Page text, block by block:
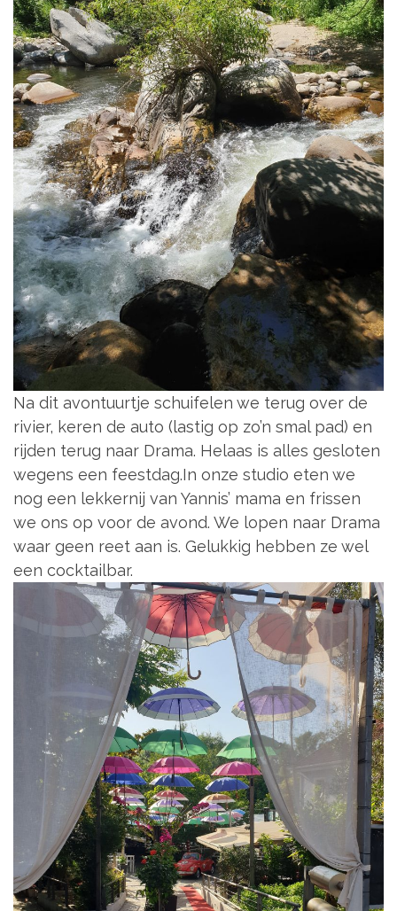
Na dit avontuurtje schuifelen we terug over de
rivier, keren de auto (lastig op zo’n smal pad) en
rijden terug naar Drama. Helaas is alles gesloten
wegens een feestdag.In onze studio eten we
nog een lekkernij van Yannis’ mama en frissen
we ons op voor de avond. We lopen naar Drama
waar geen reet aan is. Gelukkig hebben ze wel
een cocktailbar.